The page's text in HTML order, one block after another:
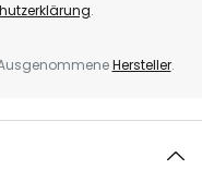
.
Hersteller.